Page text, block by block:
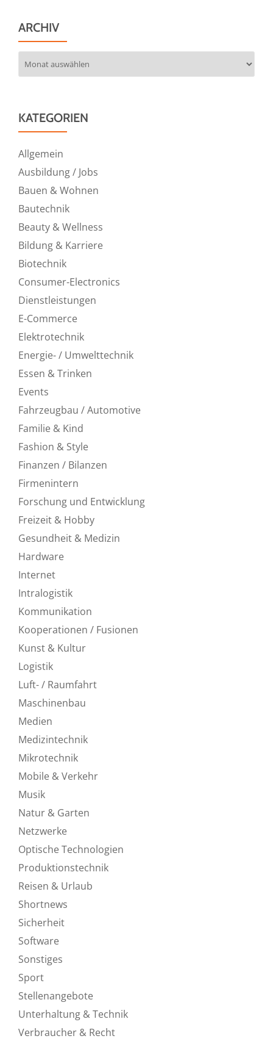
ARCHIV
KATEGORIEN
Allgemein
Ausbildung / Jobs
Bauen & Wohnen
Bautechnik
Beauty & Wellness
Bildung & Karriere
Biotechnik
Consumer-Electronics
Dienstleistungen
E-Commerce
Elektrotechnik
Energie- / Umwelttechnik
Essen & Trinken
Events
Fahrzeugbau / Automotive
Familie & Kind
Fashion & Style
Finanzen / Bilanzen
Firmenintern
Forschung und Entwicklung
Freizeit & Hobby
Gesundheit & Medizin
Hardware
Internet
Intralogistik
Kommunikation
Kooperationen / Fusionen
Kunst & Kultur
Logistik
Luft- / Raumfahrt
Maschinenbau
Medien
Medizintechnik
Mikrotechnik
Mobile & Verkehr
Musik
Natur & Garten
Netzwerke
Optische Technologien
Produktionstechnik
Reisen & Urlaub
Shortnews
Sicherheit
Software
Sonstiges
Sport
Stellenangebote
Unterhaltung & Technik
Verbraucher & Recht